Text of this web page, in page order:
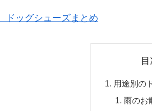
ッグシューズまとめ
目
用途別の
雨のお